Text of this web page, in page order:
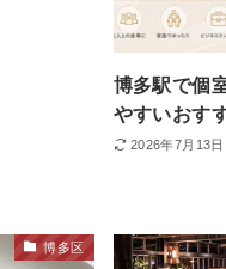
博多駅で個
やすいおす
2026年7月13日
博多区